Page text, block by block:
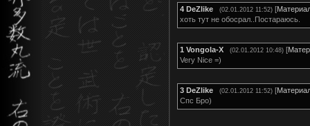
4 DeZlike (02.01.2012 11:52) [
хоть тут не обосрал..Постараюсь.
1 Vongola-X (02.01.2012 10:48) [
Very Nice =)
3 DeZlike (02.01.2012 11:52) [
Спс Бро)